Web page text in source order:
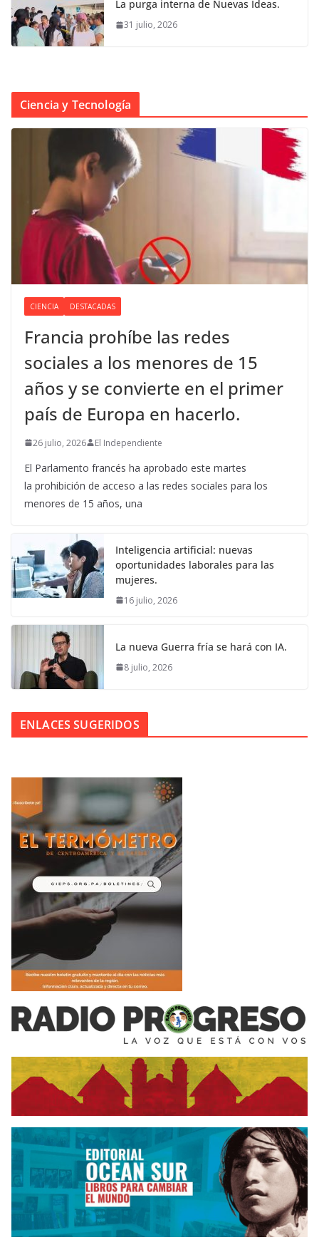
La purga interna de Nuevas Ideas.
31 julio, 2026
Ciencia y Tecnología
CIENCIA DESTACADAS
Francia prohíbe las redes
sociales a los menores de 15
años y se convierte en el primer
país de Europa en hacerlo.
26 julio, 2026 El Independiente
El Parlamento francés ha aprobado este martes
la prohibición de acceso a las redes sociales para los
menores de 15 años, una
Inteligencia artificial: nuevas
oportunidades laborales para las
mujeres.
16 julio, 2026
La nueva Guerra fría se hará con IA.
8 julio, 2026
ENLACES SUGERIDOS